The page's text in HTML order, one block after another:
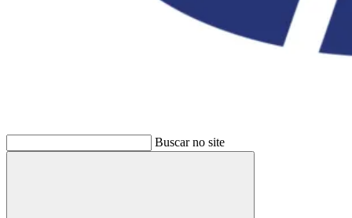
Buscar no site